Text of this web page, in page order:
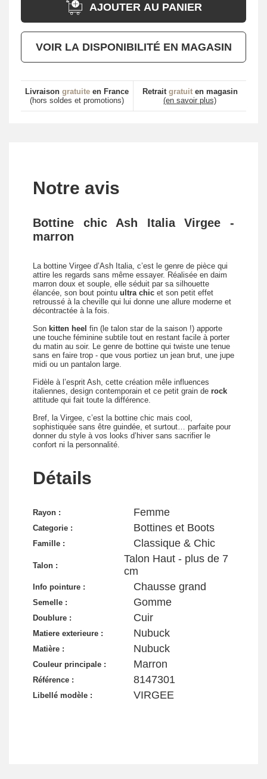
AJOUTER AU PANIER
VOIR LA DISPONIBILITÉ EN MAGASIN
Livraison gratuite en France
(hors soldes et promotions)
Retrait gratuiten magasin
(en savoir plus)
Notre avis
Bottine chic Ash Italia Virgee -
marron
La bottine Virgee d’Ash Italia, c’est le genre de pièce qui
attire les regards sans même essayer. Réalisée en daim
marron doux et souple, elle séduit par sa silhouette
élancée, son bout pointu ultra chic et son petit effet
retroussé à la cheville qui lui donne une allure moderne et
décontractée à la fois.
Son kitten heel fin (le talon star de la saison !) apporte
une touche féminine subtile tout en restant facile à porter
du matin au soir. Le genre de bottine qui twiste une tenue
sans en faire trop - que vous portiez un jean brut, une jupe
midi ou un pantalon large.
Fidèle à l’esprit Ash, cette création mêle influences
italiennes, design contemporain et ce petit grain de rock
attitude qui fait toute la différence.
Bref, la Virgee, c’est la bottine chic mais cool,
sophistiquée sans être guindée, et surtout… parfaite pour
donner du style à vos looks d’hiver sans sacrifier le
confort ni la personnalité.
Détails
Rayon : Femme
Categorie : Bottines et Boots
Famille : Classique & Chic
Talon :
Talon Haut - plus de 7
cm
Info pointure : Chausse grand
Semelle : Gomme
Doublure : Cuir
Matiere exterieure : Nubuck
Matière : Nubuck
Couleur principale : Marron
Référence : 8147301
Libellé modèle : VIRGEE